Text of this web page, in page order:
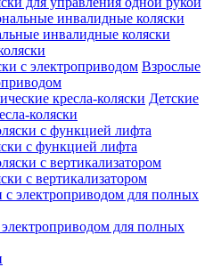
инвалидные коляски
Взрослые
Детские
коляски
с функцией лифта
с вертикализатором
для полных